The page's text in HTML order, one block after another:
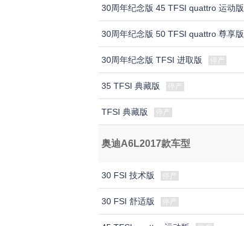
30周年纪念版 45 TFSI quattro 运动版
30周年纪念版 50 TFSI quattro 尊享版
30周年纪念版 TFSI 进取版 停产
35 TFSI 典藏版 停产
TFSI 典藏版 停产
奥迪A6L2017款车型
30 FSI 技术版 停产
30 FSI 舒适版 停产